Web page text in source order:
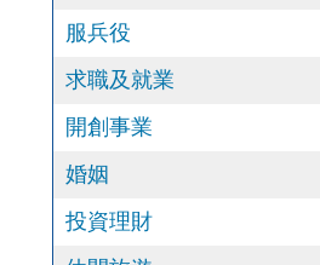
服兵役
求職及就業
開創事業
婚姻
投資理財